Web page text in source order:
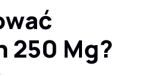
250 Mg?